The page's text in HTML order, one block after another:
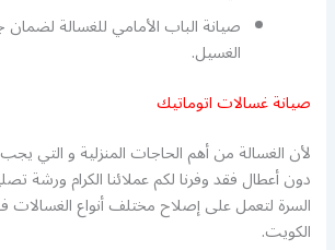
صيانة الباب الأمامي للغسالة لضمان
الغسيل.
صيانة غسالات اتوماتيك
لأن الغسالة من أهم الحاجات المنزلية و التي
دون أعطال فقد وفرنا لكم عملائنا الكرام ورشة
السرة لتعمل على إصلاح مختلف أنواع
الكويت.